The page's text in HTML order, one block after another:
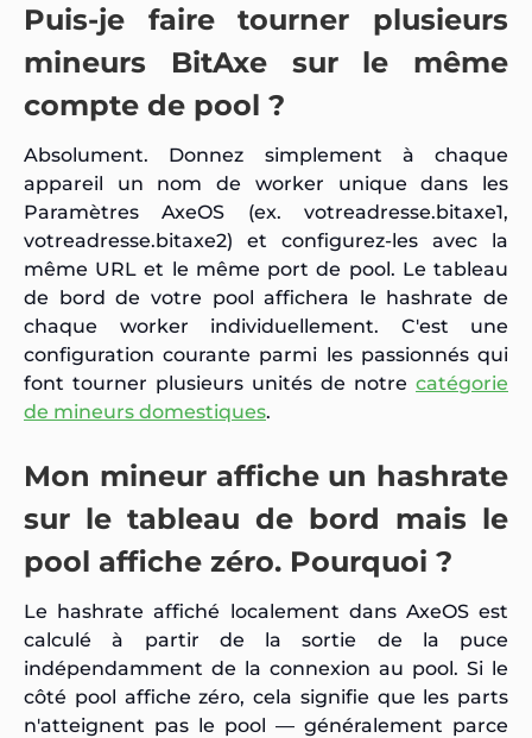
Puis-je faire tourner plusieurs
mineurs BitAxe sur le même
compte de pool ?
Absolument. Donnez simplement à chaque
appareil un nom de worker unique dans les
Paramètres AxeOS (ex. votreadresse.bitaxe1,
votreadresse.bitaxe2) et configurez-les avec la
même URL et le même port de pool. Le tableau
de bord de votre pool affichera le hashrate de
chaque worker individuellement. C'est une
configuration courante parmi les passionnés qui
font tourner plusieurs unités de notre catégorie
de mineurs domestiques.
Mon mineur affiche un hashrate
sur le tableau de bord mais le
pool affiche zéro. Pourquoi ?
Le hashrate affiché localement dans AxeOS est
calculé à partir de la sortie de la puce
indépendamment de la connexion au pool. Si le
côté pool affiche zéro, cela signifie que les parts
n'atteignent pas le pool — généralement parce